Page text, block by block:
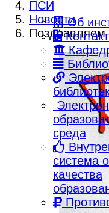
Об
среда
система
качества
ПСИ
Новости